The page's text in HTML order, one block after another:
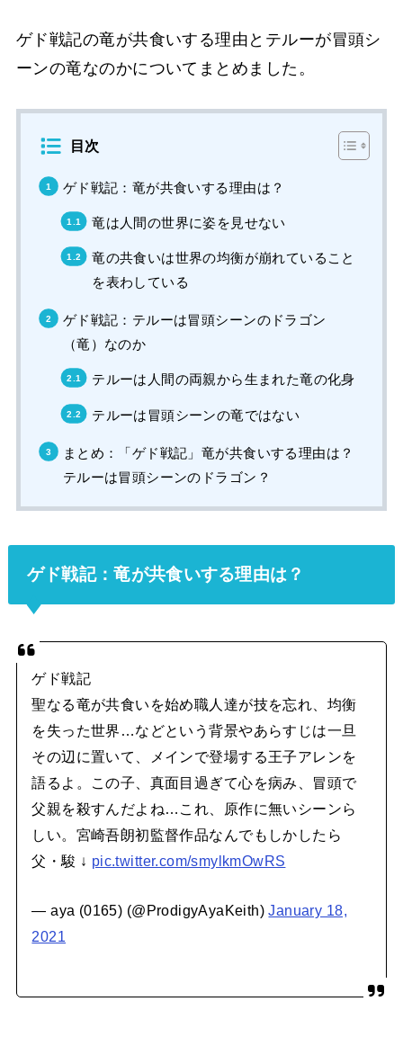
ゲド戦記の竜が共食いする理由とテルーが冒頭シ
ーンの竜なのかについてまとめました。
目次
ゲド戦記：竜が共食いする理由は？
竜は人間の世界に姿を見せない
竜の共食いは世界の均衡が崩れていること
を表わしている
ゲド戦記：テルーは冒頭シーンのドラゴン
（竜）なのか
テルーは人間の両親から生まれた竜の化身
テルーは冒頭シーンの竜ではない
まとめ：「ゲド戦記」竜が共食いする理由は？
テルーは冒頭シーンのドラゴン？
ゲド戦記：竜が共食いする理由は？
ゲド戦記
聖なる竜が共食いを始め職人達が技を忘れ、均衡
を失った世界…などという背景やあらすじは一旦
その辺に置いて、メインで登場する王子アレンを
語るよ。この子、真面目過ぎて心を病み、冒頭で
父親を殺すんだよね…これ、原作に無いシーンら
しい。宮崎吾朗初監督作品なんでもしかしたら
父・駿 ↓ pic.twitter.com/smylkmOwRS
— aya (0165) (@ProdigyAyaKeith)January 18,
2021